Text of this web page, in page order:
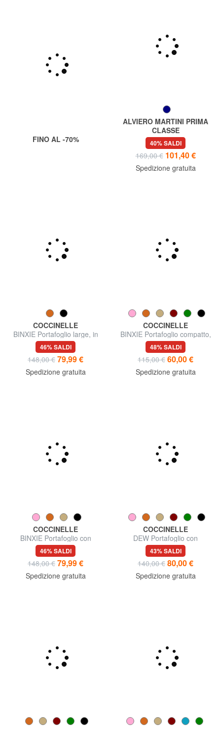
ALVIERO MARTINI PRIMA
CLASSE
SARDEGNA Orologio solo
tempo
40% SALDI
169,00 € 101,40 €
COCCINELLE
BINXIE Portafoglio large, in
pelle
46% SALDI
148,00 € 79,99 €
COCCINELLE
BINXIE Portafoglio compatto,
in pelle
48% SALDI
115,00 € 60,00 €
COCCINELLE
BINXIE Portafoglio con
portamonete, in pelle
46% SALDI
148,00 € 79,99 €
COCCINELLE
DEW Portafoglio con
portamonete, in pelle
43% SALDI
140,00 € 80,00 €